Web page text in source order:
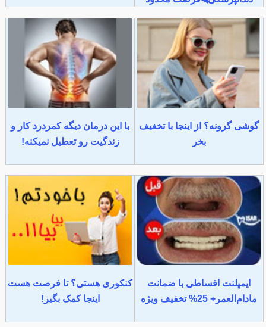
گوشی گرونه؟ از اینجا با تخغیف
بخر
با این درمان دیگه کمردرد کار و
زندگیت رو تعطیل نمیکنه!
ایمپلنت اقساطی با ضمانت
مادام‌العمر+ 25% تخفیف ویژه
کنکوری هستی؟ تا فرصت هست
اینجا کمک بگیر!